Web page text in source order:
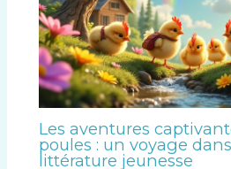
Les aventures
poules : un voyage
littérature jeunesse